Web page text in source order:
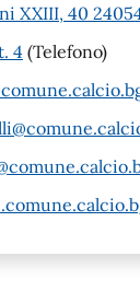
XXIII, 40
4(Telefono)